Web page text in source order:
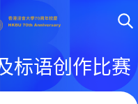
标语创作比赛